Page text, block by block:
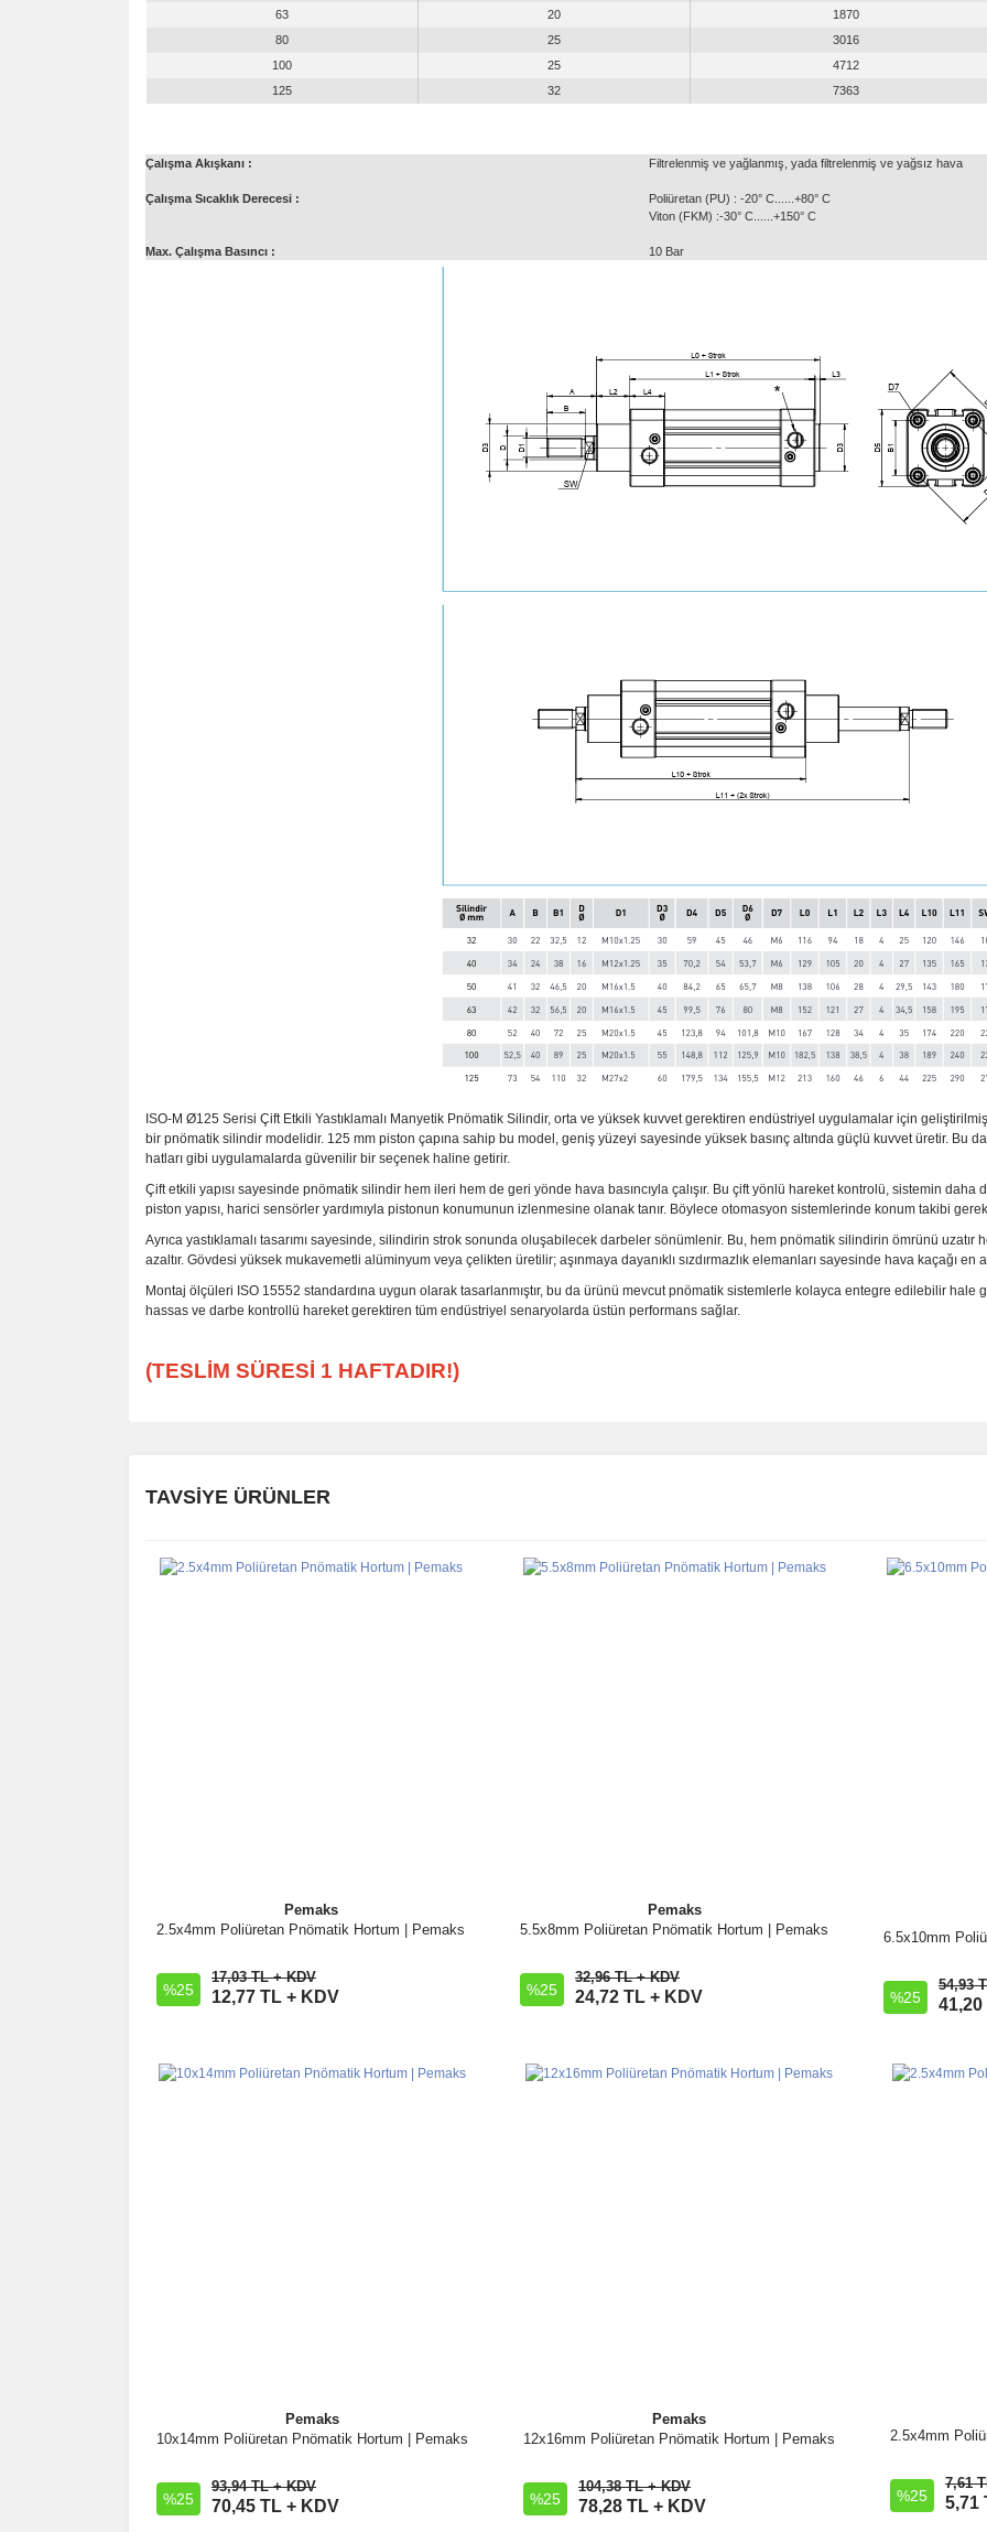
63
20 1870
80
25 3016
100
25 4712
125
32 7363
Çalışma Akışkanı : Filtrelenmiş ve yağlanmış, yada filtrelenmiş ve yağsız hava
Çalışma Sıcaklık Derecesi :
Poliüretan (PU) : -20° C......+80° C
Viton (FKM) :-30° C......+150° C
Max. Çalışma Basıncı : 10 Bar
ISO-M Ø125 Serisi Çift Etkili Yastıklamalı Manyetik Pnömatik Silindir, orta ve yüksek kuvvet gerektiren endüstriyel uygulamalar için
bir pnömatik silindir modelidir. 125 mm piston çapına sahip bu model, geniş yüzeyi sayesinde yüksek basınç altında güçlü kuvvet üretir. Bu
hatları gibi uygulamalarda güvenilir bir seçenek haline getirir.
Çift etkili yapısı sayesinde pnömatik silindir hem ileri hem de geri yönde hava basıncıyla çalışır. Bu çift yönlü hareket kontrolü, sistemin daha
piston yapısı, harici sensörler yardımıyla pistonun konumunun izlenmesine olanak tanır. Böylece otomasyon sistemlerinde konum takibi
Ayrıca yastıklamalı tasarımı sayesinde, silindirin strok sonunda oluşabilecek darbeler sönümlenir. Bu, hem pnömatik silindirin ömrünü uzatır
azaltır. Gövdesi yüksek mukavemetli alüminyum veya çelikten üretilir; aşınmaya dayanıklı sızdırmazlık elemanları sayesinde hava kaçağı en
Montaj ölçüleri ISO 15552 standardına uygun olarak tasarlanmıştır, bu da ürünü mevcut pnömatik sistemlerle kolayca entegre edilebilir
hassas ve darbe kontrollü hareket gerektiren tüm endüstriyel senaryolarda üstün performans sağlar.
(TESLİM SÜRESİ 1 HAFTADIR!)
TAVSİYE ÜRÜNLER
Pemaks
2.5x4mm Poliüretan Pnömatik Hortum | Pemaks
%25
17,03 TL + KDV
12,77 TL + KDV
İncele
Sepete Ekle
Pemaks
5.5x8mm Poliüretan Pnömatik Hortum | Pemaks
%25
32,96 TL + KDV
24,72 TL + KDV
İncele
Sepete Ekle
6.5x10mm
%25
54,93
Pemaks
10x14mm Poliüretan Pnömatik Hortum | Pemaks
%25
93,94 TL + KDV
70,45 TL + KDV
İncele
Sepete Ekle
Pemaks
12x16mm Poliüretan Pnömatik Hortum | Pemaks
%25
104,38 TL + KDV
78,28 TL + KDV
İncele
Sepete Ekle
2.5x4mm
%25
7,61
5,71